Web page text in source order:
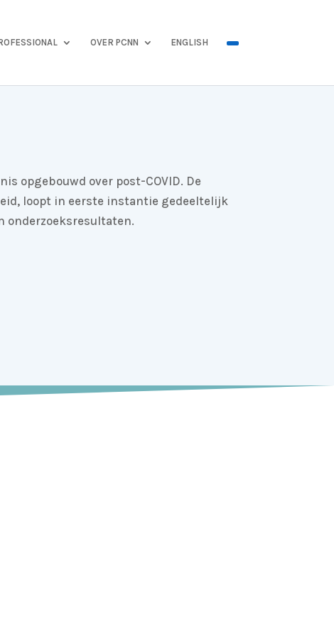
OVER PCNN ENGLISH
opgebouwd over post-COVID. De
loopt in eerste instantie gedeeltelijk
onderzoeksresultaten.